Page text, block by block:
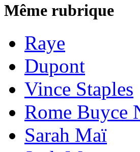
Même rubrique
Raye
Dupont
Vince Staples
Rome Buyce
Sarah Maï